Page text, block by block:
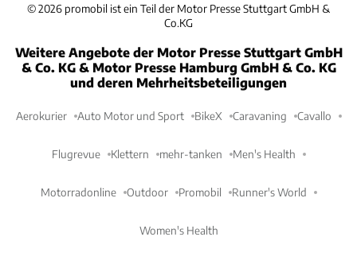
©2026 promobil ist ein Teil der Motor Presse Stuttgart GmbH &
Co.KG
Weitere Angebote der Motor Presse Stuttgart GmbH
& Co. KG & Motor Presse Hamburg GmbH & Co. KG
und deren Mehrheitsbeteiligungen
Aerokurier Auto Motor und Sport BikeX Caravaning Cavallo
Flugrevue Klettern mehr-tanken Men's Health
Motorradonline Outdoor Promobil Runner's World
Women's Health